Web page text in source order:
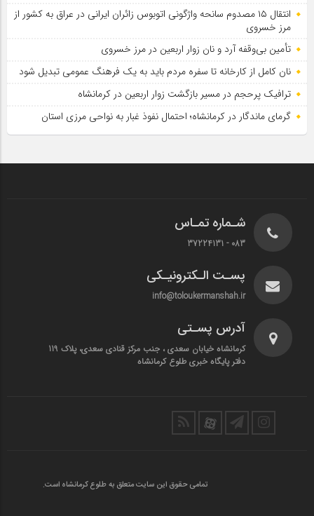
انتقال ۱۵ مصدوم سانحه واژگونی اتوبوس زائران ایرانی در عراق به کشور از
مرز خسروی
تأمین بی‌وقفه آرد و نان زوار اربعین در مرز خسروی
نان کامل از کارخانه تا سفره مردم باید به یک فرهنگ عمومی تبدیل شود
ترافیک پرحجم در مسیر بازگشت زوار اربعین در کرمانشاه
گرمای ماندگار در کرمانشاه؛ احتمال نفوذ غبار به نواحی مرزی استان
شـماره تمـاس
083 - 37224131
پسـت الـکترونیـکی
info@toloukermanshah.ir
آدرس پسـتی
کرمانشاه خیابان سعدی ، جنب مرکز قنادی سعدی، پلاک 119
دفتر پایگاه خبری طلوع کرمانشاه
تمامی حقوق این سایت متعلق به طلوع کرمانشاه است.